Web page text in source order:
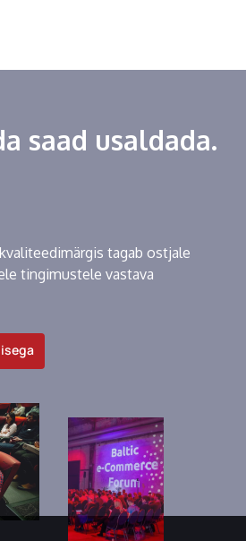
saad usaldada.
tagab ostjale
tingimustele vastava